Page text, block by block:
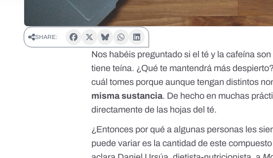
SHARE:
Nos habéis preguntado si el té y la cafeína
tiene teína. ¿Qué te mantendrá más
cuál tomes porque aunque tengan distintos
misma sustancia. De hecho en muchas
directamente de las hojas del té.
¿Entonces por qué a algunas personas les
puede variar es la cantidad de este